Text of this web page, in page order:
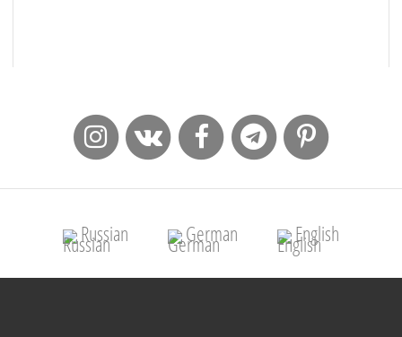
Russian German English